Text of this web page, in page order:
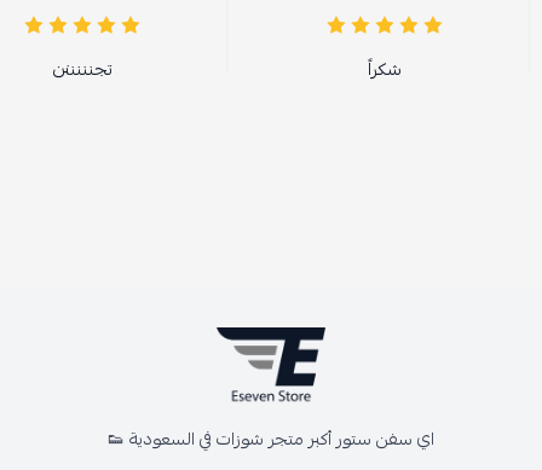
شكراً تجنننننن
اي سفن ستور أكبر متجر شوزات في السعودية 👟